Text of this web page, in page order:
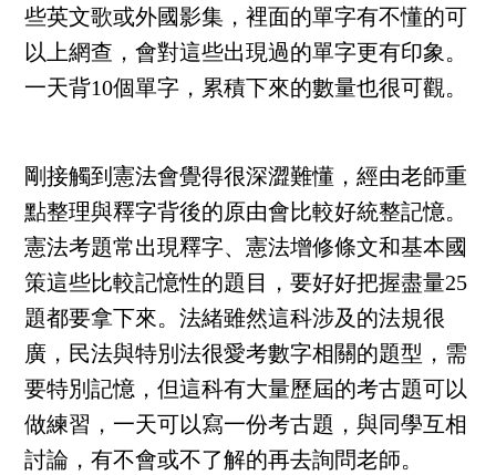
些英文歌或外國影集，裡面的單字有不懂的可
以上網查，會對這些出現過的單字更有印象。
一天背10個單字，累積下來的數量也很可觀。
剛接觸到憲法會覺得很深澀難懂，經由老師重
點整理與釋字背後的原由會比較好統整記憶。
憲法考題常出現釋字、憲法增修條文和基本國
策這些比較記憶性的題目，要好好把握盡量25
題都要拿下來。法緒雖然這科涉及的法規很
廣，民法與特別法很愛考數字相關的題型，需
要特別記憶，但這科有大量歷屆的考古題可以
做練習，一天可以寫一份考古題，與同學互相
討論，有不會或不了解的再去詢問老師。